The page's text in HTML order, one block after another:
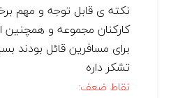
نکته ی قابل توجه و مهم
کارکنان مجموعه و همچنین
برای مسافرین قائل بودند
تشکر داره
نقاط ضعف: